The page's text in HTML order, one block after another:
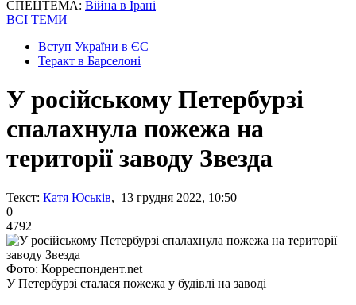
СПЕЦТЕМА: Війна в Ірані
ВСІ ТЕМИ
Вступ України в ЄС
Теракт в Барселоні
У російському Петербурзі
спалахнула пожежа на
території заводу Звезда
Текст: Катя Юськів, 13 грудня 2022, 10:50
0
4792
Фото: Корреспондент.net
У Петербурзі сталася пожежа у будівлі на заводі